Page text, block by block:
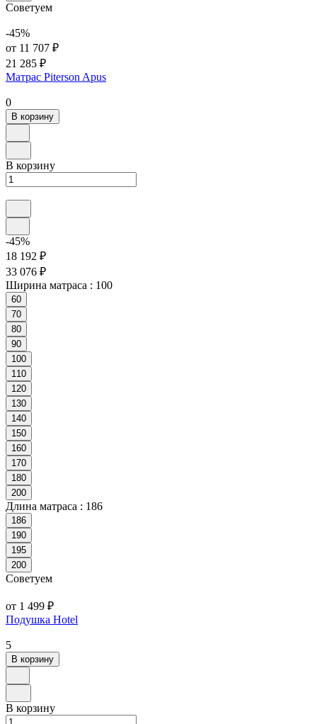
Советуем
-45%
от 11 707 ₽
21 285 ₽
Матрас Piterson Apus
0
В корзину
В корзину
-45%
18 192 ₽
33 076 ₽
Ширина матраса : 100
60
70
80
90
100
110
120
130
140
150
160
170
180
200
Длина матраса : 186
186
190
195
200
Советуем
от 1 499 ₽
Подушка Hotel
5
В корзину
В корзину